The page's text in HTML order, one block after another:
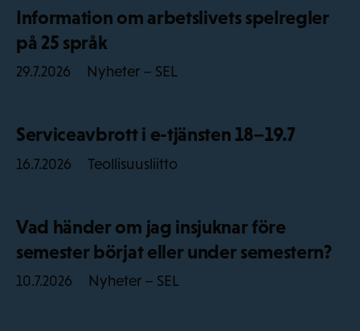
Information om arbetslivets spelregler
på 25 språk
29.7.2026 Nyheter – SEL
Serviceavbrott i e-tjänsten 18–19.7
16.7.2026 Teollisuusliitto
Vad händer om jag insjuknar före
semester börjat eller under semestern?
10.7.2026 Nyheter – SEL